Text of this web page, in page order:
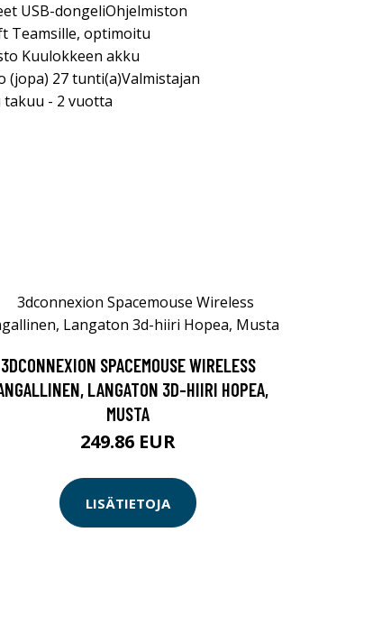
USB-dongeliOhjelmiston
Teamsille, optimoitu
Kuulokkeen akku
(jopa) 27 tunti(a)Valmistajan
- 2 vuotta
3DCONNEXION SPACEMOUSE WIRELESS
LANGATON 3D-HIIRI HOPEA,
MUSTA
249.86 EUR
LISÄTIETOJA